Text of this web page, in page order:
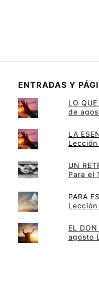
ENTRADAS Y
LO
de
LA
UN
Para el
PARA
EL
agosto